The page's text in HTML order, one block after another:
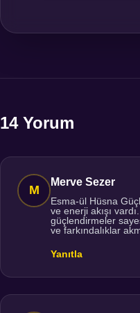
14 Yorum
Merve Sezer
Esma-ül Hüsna
ve enerji akışı
güçlendirmeler
ve farkındalıklar
Yanıtla